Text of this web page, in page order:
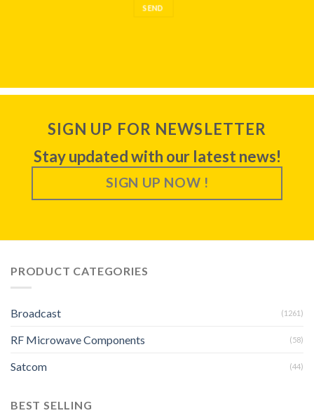
SIGN UP FOR NEWSLETTER
Stay updated with our latest news!
SIGN UP NOW !
PRODUCT CATEGORIES
Broadcast (1261)
RF Microwave Components (58)
Satcom (44)
BEST SELLING